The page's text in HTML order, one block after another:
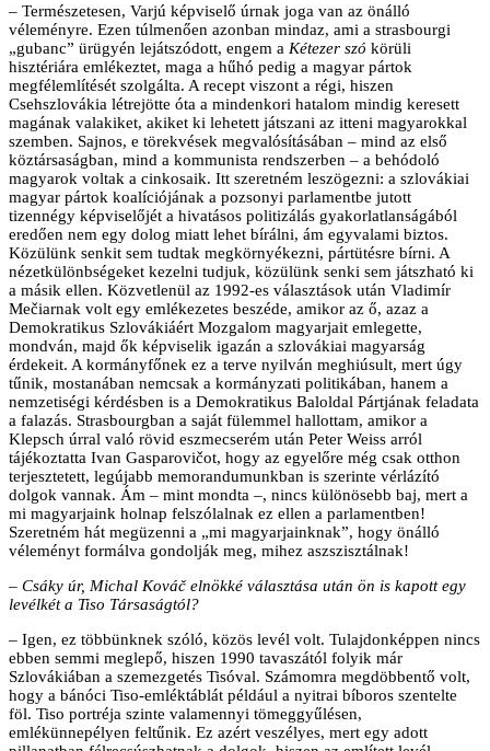
– Természetesen, Varjú képviselő úrnak joga van az önálló
véleményre. Ezen túlmenően azonban mindaz, ami a strasbourgi
„gubanc” ürügyén lejátszódott, engem a Kétezer szó körüli
hisztériára emlékeztet, maga a hűhó pedig a magyar pártok
megfélemlítését szolgálta. A recept viszont a régi, hiszen
Csehszlovákia létrejötte óta a mindenkori hatalom mindig keresett
magának valakiket, akiket ki lehetett játszani az itteni magyarokkal
szemben. Sajnos, e törekvések megvalósításában – mind az első
köztársaságban, mind a kommunista rendszerben – a behódoló
magyarok voltak a cinkosaik. Itt szeretném leszögezni: a szlovákiai
magyar pártok koalíciójának a pozsonyi parlamentbe jutott
tizennégy képviselőjét a hivatásos politizálás gyakorlatlanságából
eredően nem egy dolog miatt lehet bírálni, ám egyvalami biztos.
Közülünk senkit sem tudtak megkörnyékezni, pártütésre bírni. A
nézetkülönbségeket kezelni tudjuk, közülünk senki sem játszható ki
a másik ellen. Közvetlenül az 1992-es választások után Vladimír
Mečiarnak volt egy emlékezetes beszéde, amikor az ő, azaz a
Demokratikus Szlovákiáért Mozgalom magyarjait emlegette,
mondván, majd ők képviselik igazán a szlovákiai magyarság
érdekeit. A kormányfőnek ez a terve nyilván meghiúsult, mert úgy
tűnik, mostanában nemcsak a kormányzati politikában, hanem a
nemzetiségi kérdésben is a Demokratikus Baloldal Pártjának feladata
a falazás. Strasbourgban a saját fülemmel hallottam, amikor a
Klepsch úrral való rövid eszmecserém után Peter Weiss arról
tájékoztatta Ivan Gasparovičot, hogy az egyelőre még csak otthon
terjesztetett, legújabb memorandumunkban is szerinte vérlázító
dolgok vannak. Ám – mint mondta –, nincs különösebb baj, mert a
mi magyarjaink holnap felszólalnak ez ellen a parlamentben!
Szeretném hát megüzenni a „mi magyarjainknak”, hogy önálló
véleményt formálva gondolják meg, mihez aszszisztálnak!
– Csáky úr, Michal Kováč elnökké választása után ön is kapott egy
levélkét a Tiso Társaságtól?
– Igen, ez többünknek szóló, közös levél volt. Tulajdonképpen nincs
ebben semmi meglepő, hiszen 1990 tavaszától folyik már
Szlovákiában a szemezgetés Tisóval. Számomra megdöbbentő volt,
hogy a bánóci Tiso-emléktáblát például a nyitrai bíboros szentelte
föl. Tiso portréja szinte valamennyi tömeggyűlésen,
emlékünnepélyen feltűnik. Ez azért veszélyes, mert egy adott